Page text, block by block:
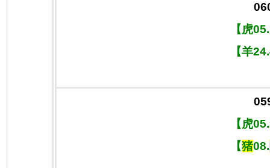
【虎
【羊
【虎
【猪08.